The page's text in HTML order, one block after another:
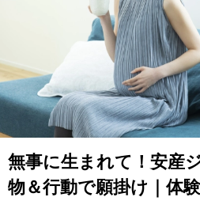
無事に生まれて！安産
物＆行動で願掛け｜体